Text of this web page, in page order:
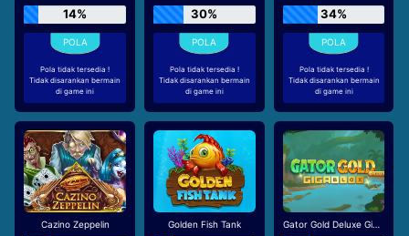
14%
Pola tidak tersedia !
Tidak disarankan bermain
di game ini
30%
Pola tidak tersedia !
Tidak disarankan bermain
di game ini
34%
Pola tidak tersedia !
Tidak disarankan bermain
di game ini
Cazino Zeppelin Golden Fish Tank Gator Gold Deluxe Gigablox